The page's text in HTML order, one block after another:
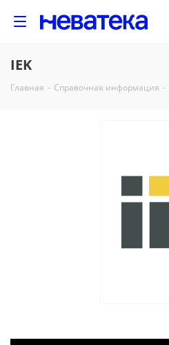
IEK
Главная - Справочная информация -